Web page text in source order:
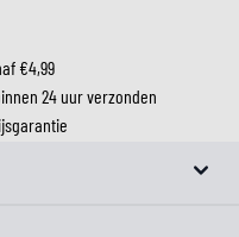
€4,99
24 uur verzonden